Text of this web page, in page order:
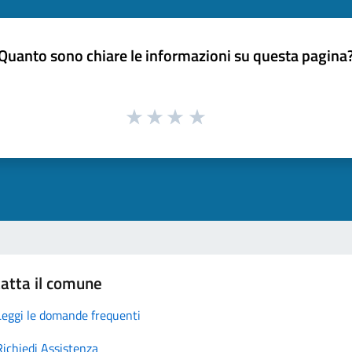
sono chiare le informazioni su questa
il comune
le domande frequenti
Assistenza